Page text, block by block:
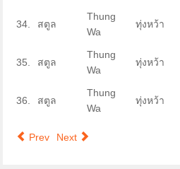
34. สตูล
Thung
Wa
ทุ่งหว้า
35. สตูล
Thung
Wa
ทุ่งหว้า
36. สตูล
Thung
Wa
ทุ่งหว้า
Prev Next